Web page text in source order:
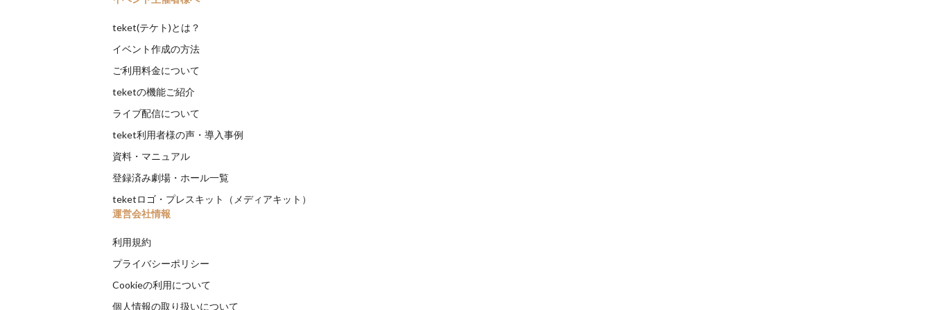
teket(テケト)とは？
イベント作成の方法
ご利用料金について
teketの機能ご紹介
ライブ配信について
teket利用者様の声・導入事例
資料・マニュアル
登録済み劇場・ホール一覧
teketロゴ・プレスキット（メディアキット）
運営会社情報
利用規約
プライバシーポリシー
Cookieの利用について
個人情報の取り扱いについて